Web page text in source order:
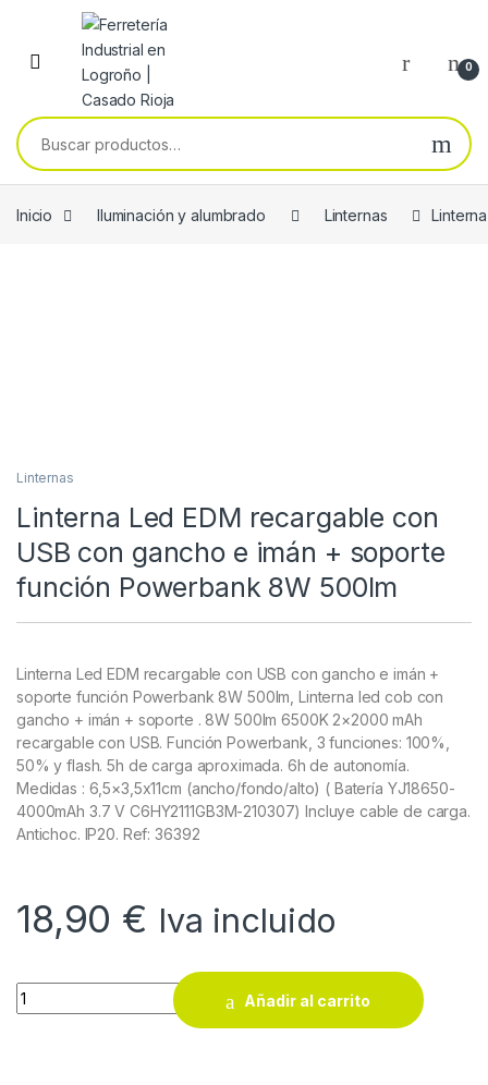
Skip to navigation
Skip to content
0
Buscar por:
Inicio Iluminación y alumbrado Linternas
Linternas
Linterna Led EDM recargable con
USB con gancho e imán + soporte
función Powerbank 8W 500lm
Linterna Led EDM recargable con USB con gancho e imán +
soporte función Powerbank 8W 500lm, Linterna led cob con
gancho + imán + soporte . 8W 500lm 6500K 2×2000 mAh
recargable con USB. Función Powerbank, 3 funciones: 100%,
50% y flash. 5h de carga aproximada. 6h de autonomía.
Medidas : 6,5×3,5x11cm (ancho/fondo/alto) ( Batería YJ18650-
4000mAh 3.7 V C6HY2111GB3M-210307) Incluye cable de carga.
Antichoc. IP20. Ref: 36392
18,90 € Iva incluido
Linterna Led EDM recargable con USB con gancho e imán
Añadir al carrito